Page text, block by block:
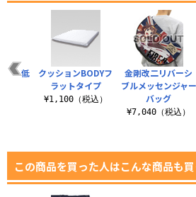
金剛改二リバーシ
ブルメッセンジャー
バッグ
¥7,040（税込）
低
クッションBODYフ
ラットタイプ
¥1,100（税込）
この商品を買った人はこんな商品も